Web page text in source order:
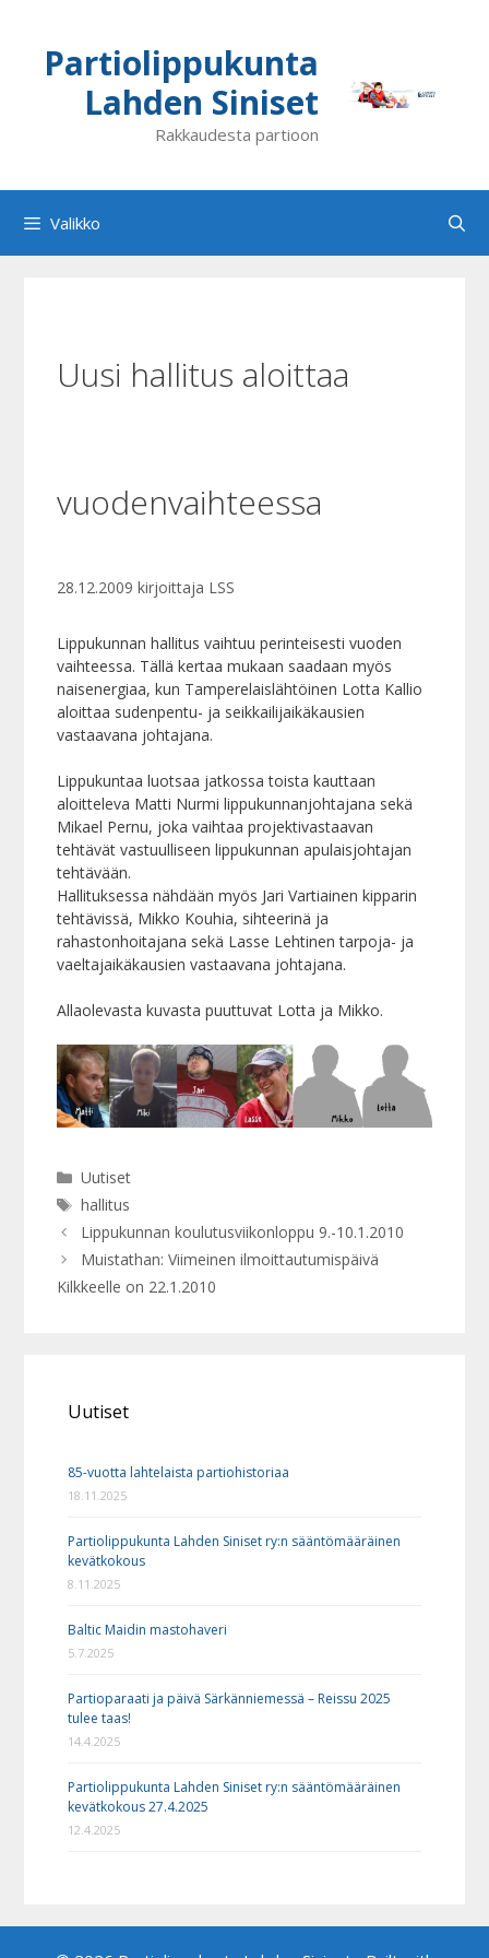
Partiolippukunta
Lahden Siniset
Rakkaudesta partioon
Valikko
Uusi hallitus aloittaa
vuodenvaihteessa
28.12.2009 kirjoittaja LSS
Lippukunnan hallitus vaihtuu perinteisesti vuoden
vaihteessa. Tällä kertaa mukaan saadaan myös
naisenergiaa, kun Tamperelaislähtöinen Lotta Kallio
aloittaa sudenpentu- ja seikkailijaikäkausien
vastaavana johtajana.
Lippukuntaa luotsaa jatkossa toista kauttaan
aloitteleva Matti Nurmi lippukunnanjohtajana sekä
Mikael Pernu, joka vaihtaa projektivastaavan
tehtävät vastuulliseen lippukunnan apulaisjohtajan
tehtävään.
Hallituksessa nähdään myös Jari Vartiainen kipparin
tehtävissä, Mikko Kouhia, sihteerinä ja
rahastonhoitajana sekä Lasse Lehtinen tarpoja- ja
vaeltajaikäkausien vastaavana johtajana.
Allaolevasta kuvasta puuttuvat Lotta ja Mikko.
Kategoriat
Uutiset
Avainsanat
hallitus
Lippukunnan koulutusviikonloppu 9.-10.1.2010
Muistathan: Viimeinen ilmoittautumispäivä
Kilkkeelle on 22.1.2010
Uutiset
85-vuotta lahtelaista partiohistoriaa
18.11.2025
Partiolippukunta Lahden Siniset ry:n sääntömääräinen
kevätkokous
8.11.2025
Baltic Maidin mastohaveri
5.7.2025
Partioparaati ja päivä Särkänniemessä – Reissu 2025
tulee taas!
14.4.2025
Partiolippukunta Lahden Siniset ry:n sääntömääräinen
kevätkokous 27.4.2025
12.4.2025